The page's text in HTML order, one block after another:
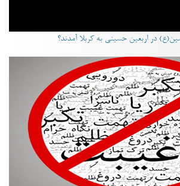
در اربعین حسینی به کربلا آمدند؟